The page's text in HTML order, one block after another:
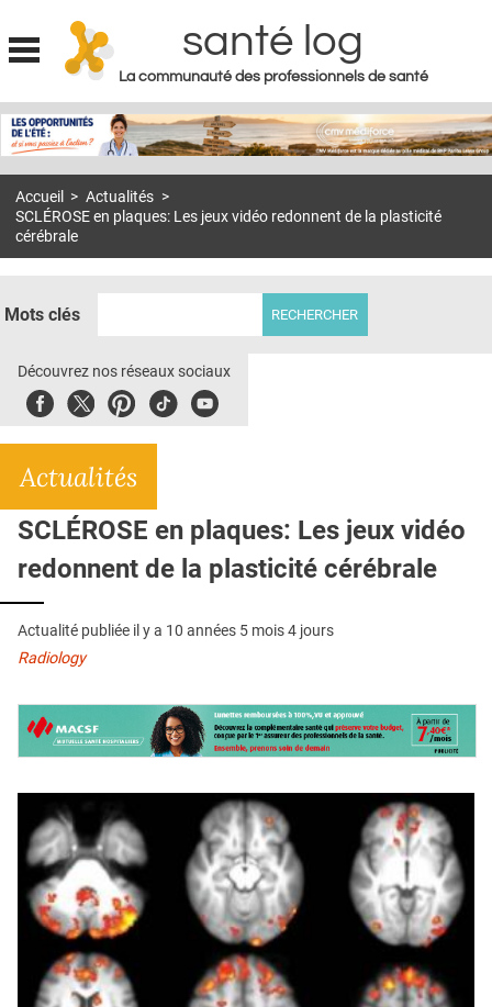
Jump to navigation
santé log
La communauté des professionnels de santé
MON COMPTE
S'ABONNER À LA REVUE SOIN À DOMICILE
E-REVUE SAD
THÉMA
CONTACT
Accueil > Actualités >
SCLÉROSE en plaques: Les jeux vidéo redonnent de la plasticité
cérébrale
Mots clés
Découvrez nos réseaux sociaux
FacebookTwitterPinterest
TiktokYoubute
Actualités
SCLÉROSE en plaques: Les jeux vidéo
redonnent de la plasticité cérébrale
Actualité publiée il y a 10 années 5 mois 4 jours
Radiology